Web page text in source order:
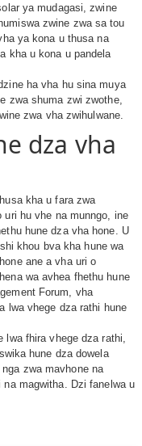
ya mudagasi, zwine
zwine zwa sa tou
ya kona u thusa na
kha u kona u pandela
ha vha hu sina muya
zwa shuma zwi zwothe,
zwa vha zwihulwane.
dza vha
kha u fara zwa
hu vhe na munngo, ine
hune dza vha hone. U
khou bva kha hune wa
ane a vha uri o
wa avhea fhethu hune
Forum, vha
lwa vhege dza rathi hune
fhira vhege dza rathi,
hune dza dowela
zwa mavhone na
magwitha. Dzi fanelwa u